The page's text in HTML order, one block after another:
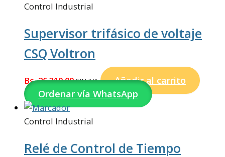
Control Industrial
Supervisor trifásico de voltaje
CSQ Voltron
Bs.26.310,00 SIN IVA
Añadir al carrito
Ordenar vía WhatsApp
Control Industrial
Relé de Control de Tiempo